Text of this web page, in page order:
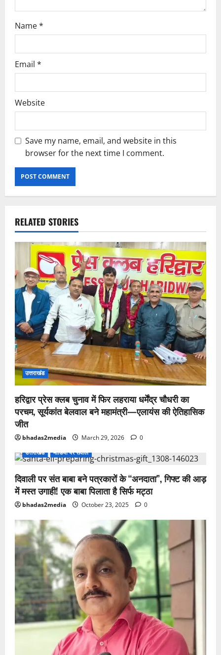
Name*
Email *
Website
Save my name, email, and website in this
browser for the next time I comment.
RELATED STORIES
उत्तराखंड
हरिद्वार प्रेस क्लब चुनाव में फिर लहराया धर्मेंद्र चौधरी का
परचम, सूर्यकांत बेलवाल बने महामंत्री—एलायंस की ऐतिहासिक
जीत
bhadas2media March 29, 2026
0
उत्तराखंड
मीडिया पर सवाल
दिवाली पर संत बाबा बने पत्रकारों के “अनदाता”, गिफ्ट की आड़
में मस्त उगाही! एक बाबा पिलाता है सिर्फ मट्ठा
bhadas2media October 23, 2025 0